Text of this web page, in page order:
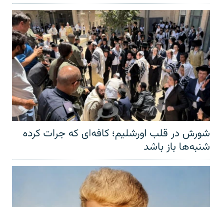
شورش در قلب اورشلیم؛ کافه‌ای که جرات کرده
شنبه‌ها باز باشد